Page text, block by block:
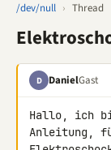
/dev/null › Thread
D DanielGast
Hallo, ich
Anleitung,